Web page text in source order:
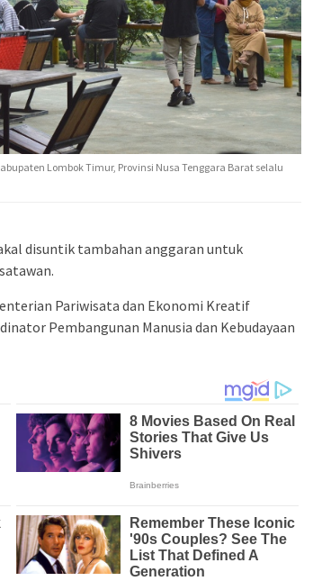
Lombok Timur, Provinsi Nusa Tenggara Barat selalu
disuntik tambahan anggaran untuk
Pariwisata dan Ekonomi Kreatif
Pembangunan Manusia dan Kebudayaan